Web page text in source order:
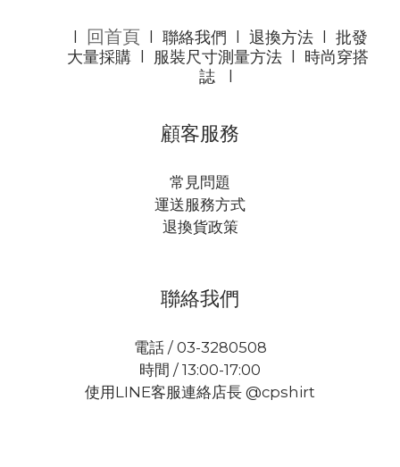
l 回首頁 l 聯絡我們 l 退換方法l 批發
大量採購 l 服裝尺寸測量方法 l 時尚穿搭
誌l
顧客服務
常見問題
運送服務方式
退換貨政策
聯絡我們
電話 / 03-3280508
時間 / 13:00-17:00
使用LINE客服連絡店長 @cpshirt